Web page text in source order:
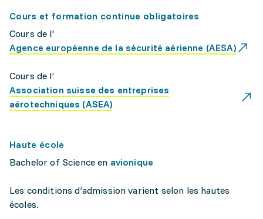
Cours et formation continue obligatoires
Cours de l'
Agence européenne de la sécurité aérienne (AESA)
Cours de l’
Association suisse des entreprises
aérotechniques (ASEA)
Haute école
Bachelor of Science en avionique
Les conditions d’admission varient selon les hautes
écoles.